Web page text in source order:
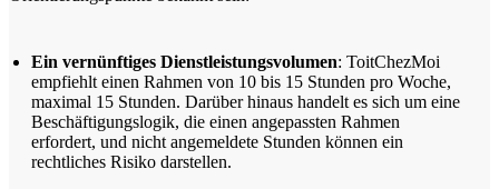
Ein vernünftiges Dienstleistungsvolumen: ToitChezMoi
empfiehlt einen Rahmen von 10 bis 15 Stunden pro Woche,
maximal 15 Stunden. Darüber hinaus handelt es sich um eine
Beschäftigungslogik, die einen angepassten Rahmen
erfordert, und nicht angemeldete Stunden können ein
rechtliches Risiko darstellen.